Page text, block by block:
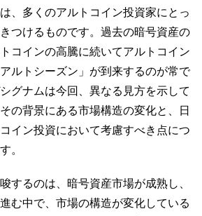
、多くのアルトコイン投資家にとっ
つけるものです。過去の暗号資産の
コインの高騰に続いてアルトコイン
ルトシーズン」が到来するのが常で
グナムは今回、異なる見方を示して
の背景にある市場構造の変化と、日
イン投資において考慮すべき点につ
。
するのは、暗号資産市場が成熟し、
む中で、市場の構造が変化している